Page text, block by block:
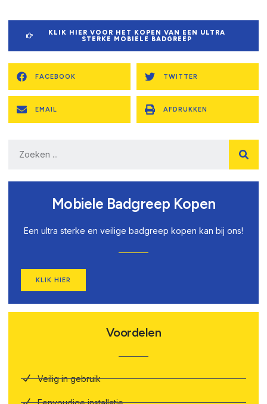
KLIK HIER VOOR HET KOPEN VAN EEN ULTRA
STERKE MOBIELE BADGREEP
FACEBOOK TWITTER
EMAIL AFDRUKKEN
Mobiele Badgreep Kopen
Een ultra sterke en veilige badgreep kopen kan bij ons!
KLIK HIER
Voordelen
Veilig in gebruik